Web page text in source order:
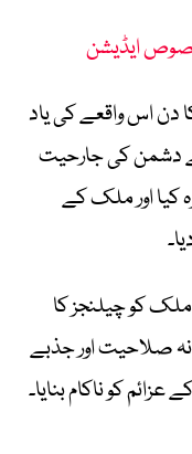
ایڈیشن
دن اس واقعے کی یاد
دشمن کی جارحیت
کیا اور ملک کے
کو چیلنجز کا
صلاحیت اور جذبے
کو ناکام بنایا۔